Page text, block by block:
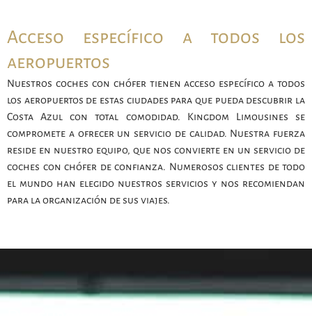
Acceso específico a todos los
aeropuertos
Nuestros coches con chófer tienen acceso específico a todos
los aeropuertos de estas ciudades para que pueda descubrir la
Costa Azul con total comodidad. Kingdom Limousines se
compromete a ofrecer un servicio de calidad. Nuestra fuerza
reside en nuestro equipo, que nos convierte en un servicio de
coches con chófer de confianza. Numerosos clientes de todo
el mundo han elegido nuestros servicios y nos recomiendan
para la organización de sus viajes.